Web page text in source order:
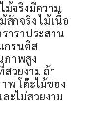
ม้จริงมีความ
สักจริง ไม้เนื้อ
าราประสาน
กรนดิส
าพสูง
วยงาม ถ้า
พ โต๊ะไม้ของ
ะไม่สวยงาม